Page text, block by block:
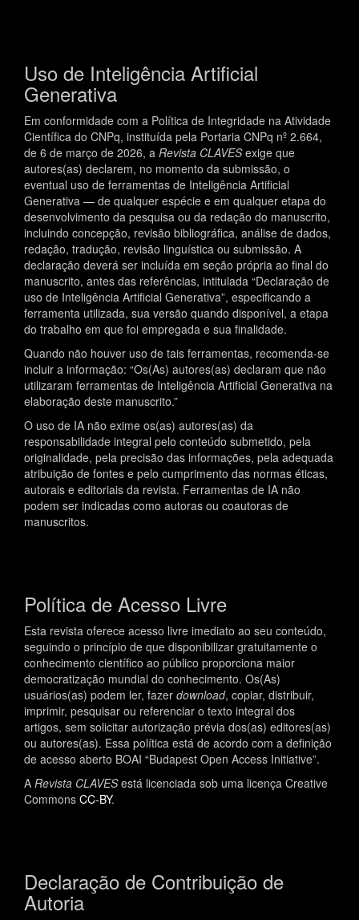
Uso de Inteligência Artificial
Generativa
Em conformidade com a Política de Integridade na Atividade
Científica do CNPq, instituída pela Portaria CNPq nº 2.664,
de 6 de março de 2026, a Revista CLAVESexige que
autores(as) declarem, no momento da submissão, o
eventual uso de ferramentas de Inteligência Artificial
Generativa — de qualquer espécie e em qualquer etapa do
desenvolvimento da pesquisa ou da redação do manuscrito,
incluindo concepção, revisão bibliográfica, análise de dados,
redação, tradução, revisão linguística ou submissão. A
declaração deverá ser incluída em seção própria ao final do
manuscrito, antes das referências, intitulada “Declaração de
uso de Inteligência Artificial Generativa”, especificando a
ferramenta utilizada, sua versão quando disponível, a etapa
do trabalho em que foi empregada e sua finalidade.
Quando não houver uso de tais ferramentas, recomenda-se
incluir a informação: “Os(As) autores(as) declaram que não
utilizaram ferramentas de Inteligência Artificial Generativa na
elaboração deste manuscrito.”
O uso de IA não exime os(as) autores(as) da
responsabilidade integral pelo conteúdo submetido, pela
originalidade, pela precisão das informações, pela adequada
atribuição de fontes e pelo cumprimento das normas éticas,
autorais e editoriais da revista. Ferramentas de IA não
podem ser indicadas como autoras ou coautoras de
manuscritos.
Política de Acesso Livre
Esta revista oferece acesso livre imediato ao seu conteúdo,
seguindo o princípio de que disponibilizar gratuitamente o
conhecimento científico ao público proporciona maior
democratização mundial do conhecimento. Os(As)
usuários(as) podem ler, fazer download, copiar, distribuir,
imprimir, pesquisar ou referenciar o texto integral dos
artigos, sem solicitar autorização prévia dos(as) editores(as)
ou autores(as). Essa política está de acordo com a definição
de acesso aberto BOAI “Budapest Open Access Initiative”.
A Revista CLAVESestá licenciada sob uma licença Creative
Commons CC-BY.
Declaração de Contribuição de
Autoria